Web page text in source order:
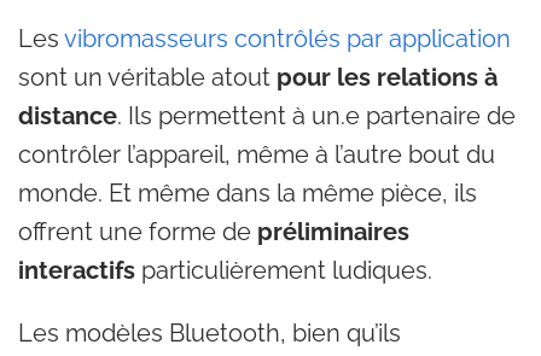
Les vibromasseurs contrôlés par application
sont un véritable atout pour les relations à
distance. Ils permettent à un.e partenaire de
contrôler l’appareil, même à l’autre bout du
monde. Et même dans la même pièce, ils
offrent une forme de préliminaires
interactifs particulièrement ludiques.
Les modèles Bluetooth, bien qu’ils